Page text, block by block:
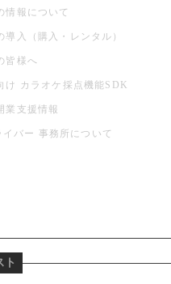
情報について
導入（購入・レンタル）
皆様へ
け カラオケ採点機能SDK
業支援情報
バー 事務所について
ト